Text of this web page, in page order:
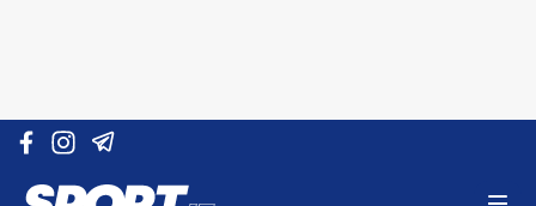
Vai al contenuto